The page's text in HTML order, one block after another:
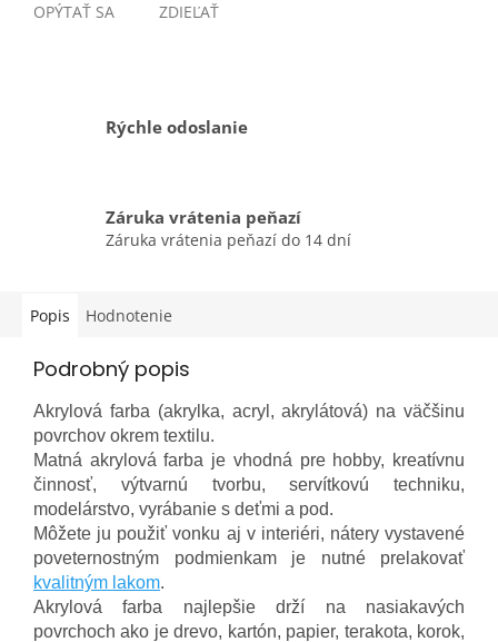
OPÝTAŤ SA ZDIEĽAŤ
Rýchle odoslanie
Záruka vrátenia peňazí
Záruka vrátenia peňazí do 14 dní
Popis Hodnotenie
Podrobný popis
Akrylová farba (akrylka, acryl, akrylátová) na väčšinu
povrchov okrem textilu.
Matná akrylová farba je vhodná pre hobby, kreatívnu
činnosť, výtvarnú tvorbu, servítkovú techniku,
modelárstvo, vyrábanie s deťmi a pod.
Môžete ju použiť vonku aj v interiéri, nátery vystavené
poveternostným podmienkam je nutné prelakovať
kvalitným lakom.
Akrylová farba najlepšie drží na nasiakavých
povrchoch ako je drevo, kartón, papier, terakota, korok,